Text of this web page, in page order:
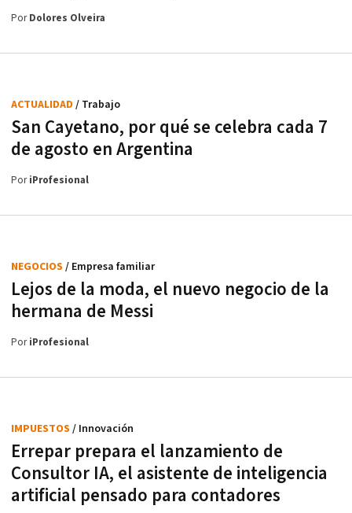
PorDolores Olveira
San Cayetano, por qué se celebra cada 7
de agosto en Argentina
ACTUALIDAD / Trabajo
PoriProfesional
Lejos de la moda, el nuevo negocio de la
hermana de Messi
NEGOCIOS / Empresa familiar
PoriProfesional
Errepar prepara el lanzamiento de
Consultor IA, el asistente de inteligencia
artificial pensado para contadores
IMPUESTOS / Innovación